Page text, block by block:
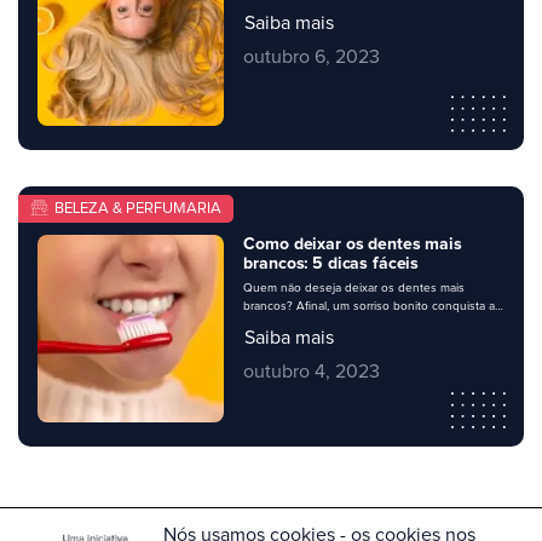
Nós usamos cookies - os cookies nos
Muitas mulheres preferem usar ingredientes
natureza oferece e aliando-as aos produtos
perfumaria ou mercado, com certeza irá
surpreender e agradar sua clientela […]
Saiba mais
outubro 6, 2023
Como deixar os dentes mais
brancos: 5 dicas fáceis
Quem não deseja deixar os dentes mais
brancos? Afinal, um sorriso bonito conquista a
muitas pessoas se sentem inseguras ao
ou manchados. Existem vários procedimentos
e tratamentos para resolver o problema, mas
algumas dicas simples podem ajudar a deixar
Saiba mais
outubro 4, 2023
BELEZA & PERFUMARIA